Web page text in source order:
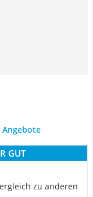
GUT
zu anderen